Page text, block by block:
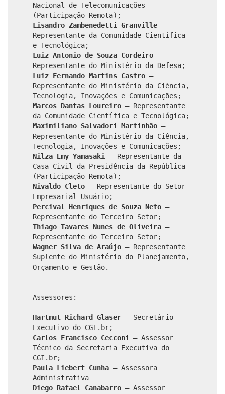
Nacional de Telecomunicações
(Participação Remota);
Lisandro Zambenedetti Granville –
Representante da Comunidade Científica
e Tecnológica;
Luiz Antonio de Souza Cordeiro –
Representante do Ministério da Defesa;
Luiz Fernando Martins Castro –
Representante do Ministério da Ciência,
Tecnologia, Inovações e Comunicações;
Marcos Dantas Loureiro – Representante
da Comunidade Científica e Tecnológica;
Maximiliano Salvadori Martinhão –
Representante do Ministério da Ciência,
Tecnologia, Inovações e Comunicações;
Nilza Emy Yamasaki
– Representante da
Casa Civil da Presidência da República
(Participação Remota);
Nivaldo Cleto – Representante do Setor
Empresarial Usuário;
Percival Henriques de Souza Neto –
Representante do Terceiro Setor;
Thiago Tavares Nunes de Oliveira –
Representante do Terceiro Setor;
Wagner Silva de Araújo – Representante
Suplente do Ministério do Planejamento,
Orçamento e Gestão.
Assessores:
Hartmut Richard Glaser – Secretário
Executivo do CGI.br;
Carlos Francisco Cecconi
– Assessor
Técnico da Secretaria Executiva do
CGI.br;
Paula Liebert Cunha – Assessora
Administrativa
Diego Rafael Canabarro – Assessor